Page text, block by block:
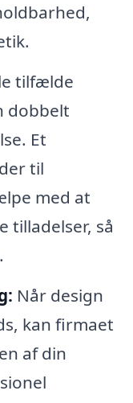
tilfælde
dobbelt
Et
til
med at
tilladelser, så
Når design
kan firmaet
af din